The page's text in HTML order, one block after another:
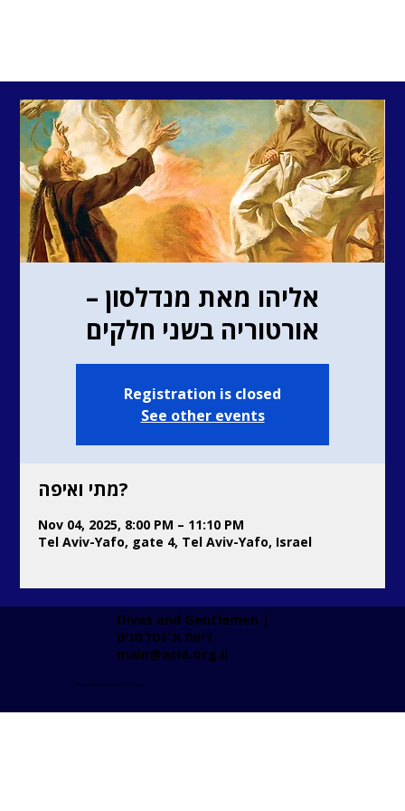
אליהו מאת מנדלסון –
אורטוריה בשני חלקים
Registration is closed
See other events
מתי ואיפה?
Nov 04, 2025, 8:00 PM – 11:10 PM
Tel Aviv-Yafo, gate 4, Tel Aviv-Yafo, Israel
Divas and Gentlemen |
main@acia.org.il
© 2025 by Divas and Gentlemen